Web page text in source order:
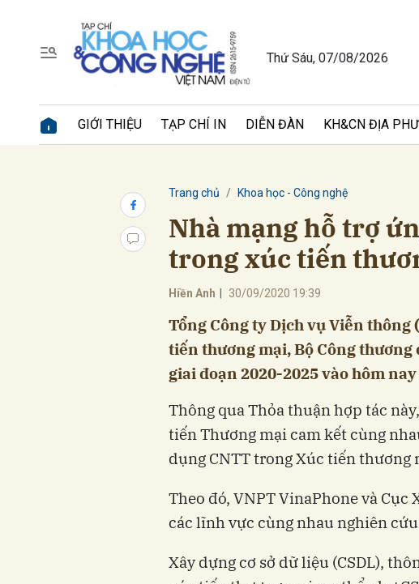
Thứ Sáu, 07/08/2026
GIỚI THIỆU TẠP CHÍ IN DIỄN ĐÀN KH&CN ĐỊA
Trang chủ Khoa học - Công nghệ
Nhà mạng hỗ trợ
trong xúc tiến
Hiền Anh 30/09/2020 19:39
Tổng Công ty Dịch vụ Viễn thông
tiến thương mại, Bộ Công
giai đoạn 2020-2025 vào hôm
Thông qua Thỏa thuận hợp tác
tiến Thương mại cam kết cùng
dụng CNTT trong Xúc tiến thương
Theo đó, VNPT VinaPhone và
các lĩnh vực cùng nhau nghiên
Xây dựng cơ sở dữ liệu (CSDL),